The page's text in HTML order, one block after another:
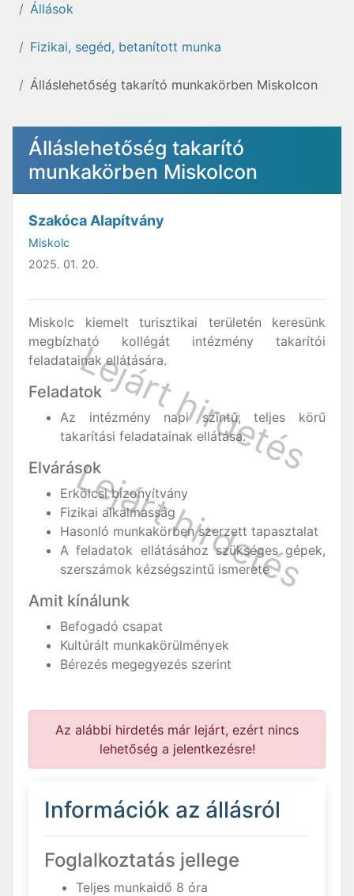
Állások
Fizikai, segéd, betanított munka
Álláslehetőség takarító munkakörben Miskolcon
Álláslehetőség takarító
munkakörben Miskolcon
Szakóca Alapítvány
Miskolc
2025. 01. 20.
Miskolc kiemelt turisztikai területén keresünk
megbízható kollégát intézmény takarítói
feladatainak ellátására.
Feladatok
Az intézmény napi szintű, teljes körű
takarítási feladatainak ellátása.
Elvárások
Erkölcsi bizonyítvány
Fizikai alkalmasság
Hasonló munkakörben szerzett tapasztalat
A feladatok ellátásához szükséges gépek,
szerszámok kézségszintű ismerete
Amit kínálunk
Befogadó csapat
Kultúrált munkakörülmények
Bérezés megegyezés szerint
Az alábbi hirdetés már lejárt, ezért nincs
lehetőség a jelentkezésre!
Információk az állásról
Foglalkoztatás jellege
Teljes munkaidő 8 óra